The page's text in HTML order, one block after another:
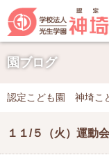
園ブログ
認定こども園 神埼こ
１１/５（火）運動会